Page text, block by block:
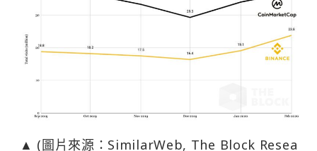
▲ (圖片來源：SimilarWeb, The Block Resea